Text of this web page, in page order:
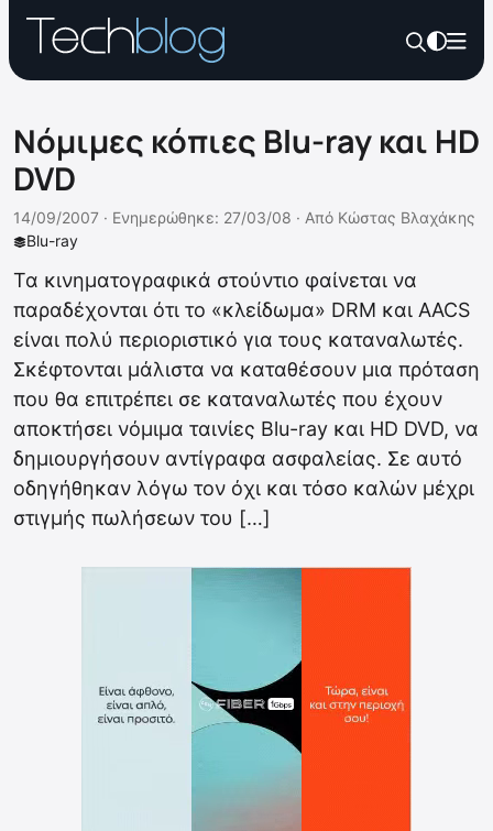
Νόμιμες κόπιες Blu-ray και HD
DVD
Blu-ray
14/09/2007 · Ενημερώθηκε: 27/03/08 · Από Κώστας Βλαχάκης
Τα κινηματογραφικά στούντιο φαίνεται να
παραδέχονται ότι το «κλείδωμα» DRM και AACS
είναι πολύ περιοριστικό για τους καταναλωτές.
Σκέφτονται μάλιστα να καταθέσουν μια πρόταση
που θα επιτρέπει σε καταναλωτές που έχουν
αποκτήσει νόμιμα ταινίες Blu-ray και HD DVD, να
δημιουργήσουν αντίγραφα ασφαλείας. Σε αυτό
οδηγήθηκαν λόγω τον όχι και τόσο καλών μέχρι
στιγμής πωλήσεων του […]